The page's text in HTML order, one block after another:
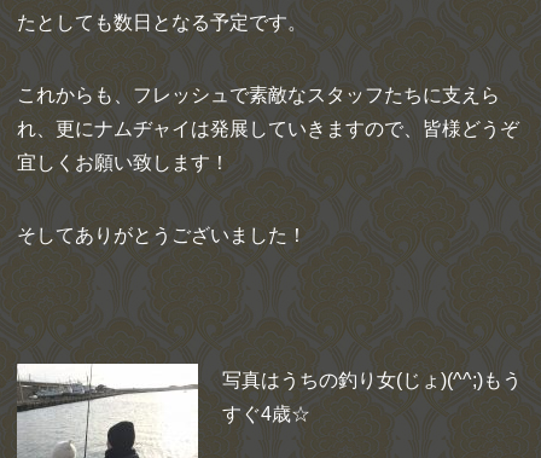
たとしても数日となる予定です。
これからも、フレッシュで素敵なスタッフたちに支えら
れ、更にナムヂャイは発展していきますので、皆様どうぞ
宜しくお願い致します！
そしてありがとうございました！
写真はうちの釣り女(じょ)(^^;)もう
すぐ4歳☆